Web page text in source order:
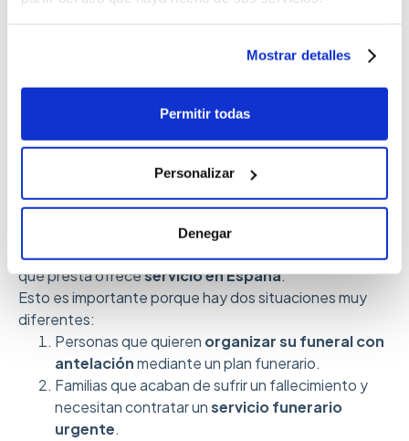
Mostrar detalles
Permitir todas
Personalizar
Denegar
Pazy también es funeraria
24 horas en toda España
planes funerarios
personalizados.También es unafuneraria 24 horas
que presta ofreceservicio en España.
Esto es importante porque hay dos situaciones muy
diferentes:
Personas que quieren organizar su funeral con
antelaciónmediante un plan funerario.
Familias que acaban de sufrir un fallecimiento y
necesitan contratar unservicio funerario
urgente.